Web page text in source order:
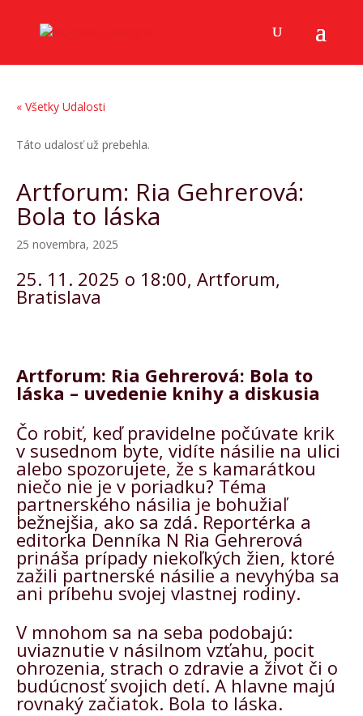
« Všetky Udalosti
Táto udalosť už prebehla.
Artforum: Ria Gehrerová:
Bola to láska
25 novembra, 2025
25. 11. 2025 o 18:00, Artforum,
Bratislava
Artforum: Ria Gehrerová: Bola to
láska – uvedenie knihy a diskusia
Čo robiť, keď pravidelne počúvate krik
v susednom byte, vidíte násilie na ulici
alebo spozorujete, že s kamarátkou
niečo nie je v poriadku? Téma
partnerského násilia je bohužiaľ
bežnejšia, ako sa zdá. Reportérka a
editorka Denníka N Ria Gehrerová
prináša prípady niekoľkých žien, ktoré
zažili partnerské násilie a nevyhýba sa
ani príbehu svojej vlastnej rodiny.
V mnohom sa na seba podobajú:
uviaznutie v násilnom vzťahu, pocit
ohrozenia, strach o zdravie a život či o
budúcnosť svojich detí. A hlavne majú
rovnaký začiatok. Bola to láska.